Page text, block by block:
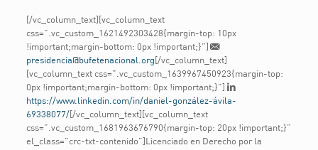
[/vc_column_text][vc_column_text
css=”.vc_custom_1621492303428{margin-top: 10px
!important;margin-bottom: 0px !important;}”]
presidencia@bufetenacional.org [/vc_column_text]
[vc_column_text css=”.vc_custom_1639967450923{margin-top:
0px !important;margin-bottom: 0px !important;}”]
https://www.linkedin.com/in/daniel-gonzález-ávila-
69338077/[/vc_column_text][vc_column_text
css=”.vc_custom_1681963676790{margin-top: 20px !important;}”
el_class=”crc-txt-contenido”]Licenciado en Derecho por la